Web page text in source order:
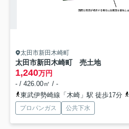
太田市新田木崎町
太田市新田木崎町 売土地
1,240万円
- / 426.00㎡ / -
東武伊勢崎線「木崎」駅 徒歩17分
プロパンガス 公共下水